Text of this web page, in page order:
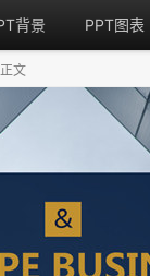
背景 PPT图表
正文